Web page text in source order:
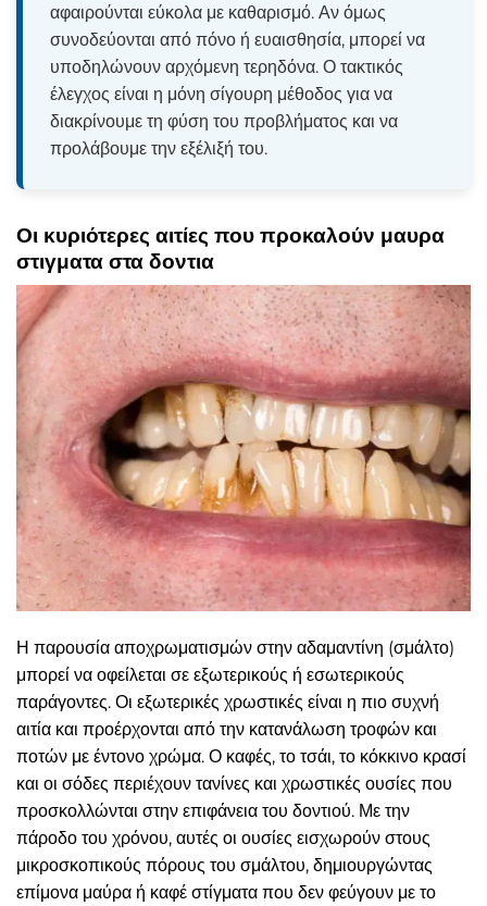
αφαιρούνται εύκολα με καθαρισμό. Αν όμως
συνοδεύονται από πόνο ή ευαισθησία, μπορεί να
υποδηλώνουν αρχόμενη τερηδόνα. Ο τακτικός
έλεγχος είναι η μόνη σίγουρη μέθοδος για να
διακρίνουμε τη φύση του προβλήματος και να
προλάβουμε την εξέλιξή του.
Οι κυριότερες αιτίες που προκαλούν μαυρα
στιγματα στα δοντια
Η παρουσία αποχρωματισμών στην αδαμαντίνη (σμάλτο)
μπορεί να οφείλεται σε εξωτερικούς ή εσωτερικούς
παράγοντες. Οι εξωτερικές χρωστικές είναι η πιο συχνή
αιτία και προέρχονται από την κατανάλωση τροφών και
ποτών με έντονο χρώμα. Ο καφές, το τσάι, το κόκκινο κρασί
και οι σόδες περιέχουν τανίνες και χρωστικές ουσίες που
προσκολλώνται στην επιφάνεια του δοντιού. Με την
πάροδο του χρόνου, αυτές οι ουσίες εισχωρούν στους
μικροσκοπικούς πόρους του σμάλτου, δημιουργώντας
επίμονα μαύρα ή καφέ στίγματα που δεν φεύγουν με το